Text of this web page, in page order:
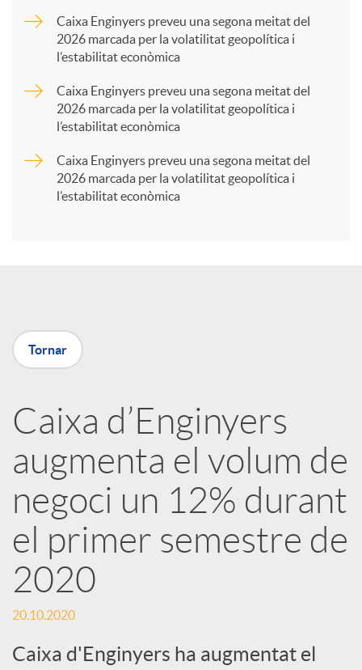
a
X
r
x
e
s
S
Caixa Enginyers preveu una segona meitat del
2026 marcada per la volatilitat geopolítica i
l’estabilitat econòmica
Caixa Enginyers preveu una segona meitat del
2026 marcada per la volatilitat geopolítica i
l’estabilitat econòmica
Caixa Enginyers preveu una segona meitat del
2026 marcada per la volatilitat geopolítica i
l’estabilitat econòmica
Tornar
Caixa d’Enginyers
augmenta el volum de
negoci un 12% durant
el primer semestre de
2020
20.10.2020
Caixa d'Enginyers ha augmentat el